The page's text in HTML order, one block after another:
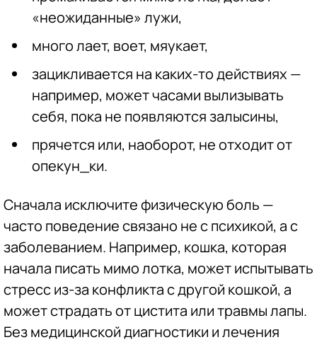
«неожиданные» лужи,
много лает, воет, мяукает,
зацикливается на каких-то действиях —
например, может часами вылизывать
себя, пока не появляются залысины,
прячется или, наоборот, не отходит от
опекун_ки.
Сначала исключите физическую боль —
часто поведение связано не с психикой, а с
заболеванием. Например, кошка, которая
начала писать мимо лотка, может испытывать
стресс из-за конфликта с другой кошкой, а
может страдать от цистита или травмы лапы.
Без медицинской диагностики и лечения